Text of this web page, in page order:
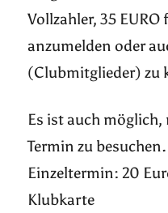
Vollzahler, 35
anzumelden oder
(Clubmitglieder) zu
Es ist auch
Termin zu besuchen.
Einzeltermin: 20
Klubkarte